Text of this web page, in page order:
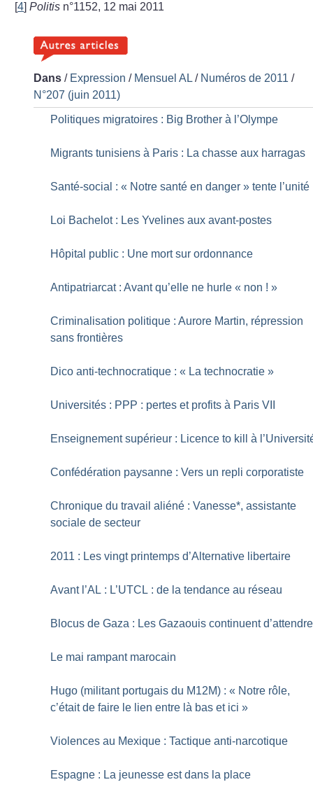
[4]Politis n°1152, 12 mai 2011
Dans / Expression / Mensuel AL / Numéros de 2011 /
N°207 (juin 2011)
Politiques migratoires : Big Brother à l’Olympe
Migrants tunisiens à Paris : La chasse aux harragas
Santé-social : « Notre santé en danger » tente l’unité
Loi Bachelot : Les Yvelines aux avant-postes
Hôpital public : Une mort sur ordonnance
Antipatriarcat : Avant qu’elle ne hurle « non ! »
Criminalisation politique : Aurore Martin, répression
sans frontières
Dico anti-technocratique : « La technocratie »
Universités : PPP : pertes et profits à Paris VII
Enseignement supérieur : Licence to kill à
Confédération paysanne : Vers un repli corporatiste
Chronique du travail aliéné : Vanesse*, assistante
sociale de secteur
2011 : Les vingt printemps d’Alternative libertaire
Avant l’AL : L’UTCL : de la tendance au réseau
Blocus de Gaza : Les Gazaouis continuent d’attendre
Le mai rampant marocain
Hugo (militant portugais du M12M) : « Notre rôle,
c’était de faire le lien entre là bas et ici »
Violences au Mexique : Tactique anti-narcotique
Espagne : La jeunesse est dans la place